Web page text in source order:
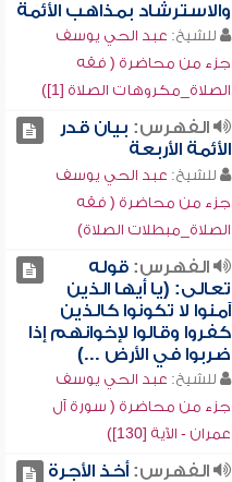
والاسترشاد بمذاهب الأئمة
للشيخ: عبد الحي يوسف
جزء من محاضرة ( فقه
الصلاة_مكروهات الصلاة [1])
الفهرس: بيان قدر
الأئمة الأربعة
للشيخ: عبد الحي يوسف
جزء من محاضرة ( فقه
الصلاة_مبطلات الصلاة)
الفهرس:قوله
تعالى: (يا أيها الذين
آمنوا لا تكونوا كالذين
كفروا وقالوا لإخوانهم إذا
ضربوا في الأرض ...)
للشيخ: عبد الحي يوسف
جزء من محاضرة ( سورة آل
عمران - الآية [130])
الفهرس:أخذ الأجرة